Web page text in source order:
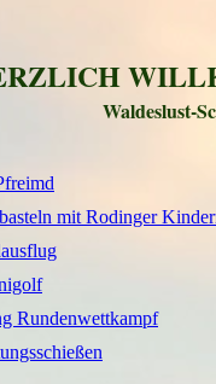
Waldeslust-
mit Rodinger
Rundenwettkampf